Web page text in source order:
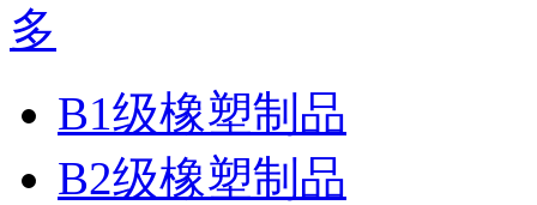
B1级橡塑制品
B2级橡塑制品